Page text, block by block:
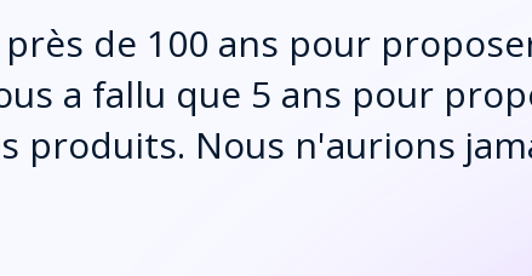
de 100 ans pour
a fallu que 5 ans pour
produits. Nous n'aurions